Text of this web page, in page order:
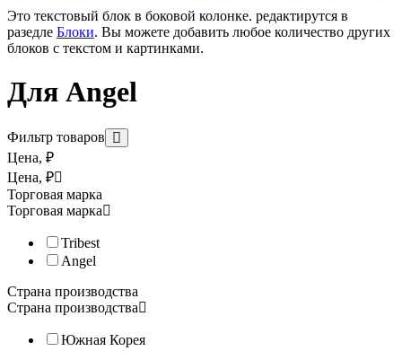
Цитрусовых;
Винограда и других ягод.
Прочная сетка с крупными отверстиями для соков с мякотью
Выгодно приобрести оригинальную сетку с крупными
Сетка с малыми отверстиями для соковыжималок Angel
Это текстовый блок в боковой колонке. редактирутся в
разедле Блоки. Вы можете добавить любое количество других
блоков с текстом и картинками.
Для Angel
Фильтр товаров
Цена, ₽
Цена, ₽
Торговая марка
Торговая марка
Tribest
Angel
Страна производства
Страна производства
Южная Корея